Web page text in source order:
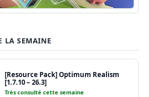
LA SEMAINE
[Resource Pack] Optimum Realism
[1.7.10 – 26.3]
Très consulté cette semaine